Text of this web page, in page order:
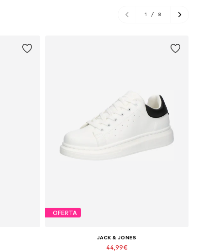
1 / 8
OFERTA
JACK & JONES
44,99€